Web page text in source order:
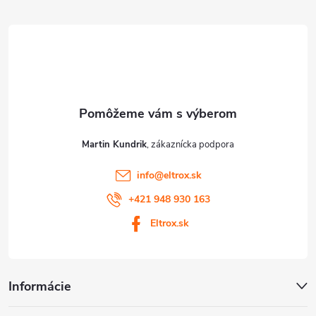
Martin Kundrik
info@eltrox.sk
+421 948 930 163
Eltrox.sk
Informácie